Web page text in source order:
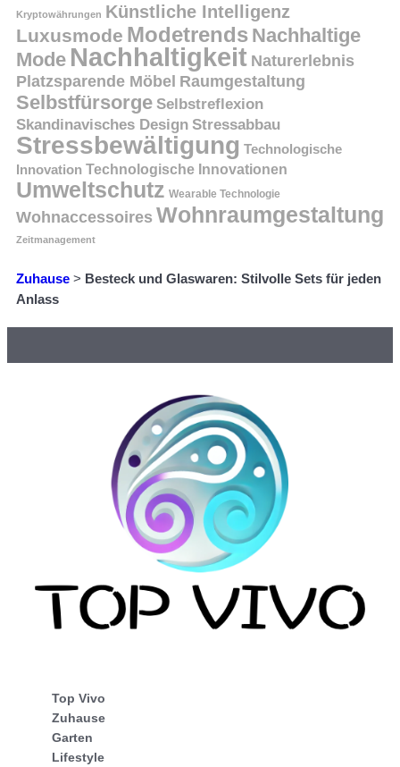
Kryptowährungen Künstliche Intelligenz
Luxusmode Modetrends Nachhaltige
Mode Nachhaltigkeit Naturerlebnis
Platzsparende Möbel Raumgestaltung
Selbstfürsorge Selbstreflexion
Skandinavisches Design Stressabbau
Stressbewältigung Technologische
Innovation Technologische Innovationen
Umweltschutz Wearable Technologie
Wohnaccessoires Wohnraumgestaltung
Zeitmanagement
Zuhause > Besteck und Glaswaren: Stilvolle Sets für jeden
Anlass
Top Vivo
Zuhause
Garten
Lifestyle